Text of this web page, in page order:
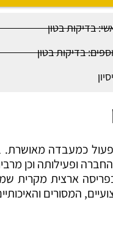
בדיקות בטון
בדיקות בטון
ארצית מקרית
המסורים